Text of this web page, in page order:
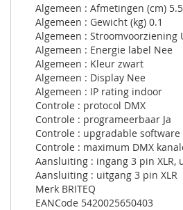
Algemeen : Afmetingen (cm)
Algemeen : Gewicht (kg) 0.1
Algemeen : Stroomvoorziening
Algemeen : Energie label Nee
Algemeen : Kleur zwart
Algemeen : Display Nee
Algemeen : IP rating indoor
Controle : protocol DMX
Controle : programeerbaar Ja
Controle : upgradable software
Controle : maximum DMX
Aansluiting : ingang 3 pin XLR,
Aansluiting : uitgang 3 pin XLR
Merk BRITEQ
EANCode 5420025650403